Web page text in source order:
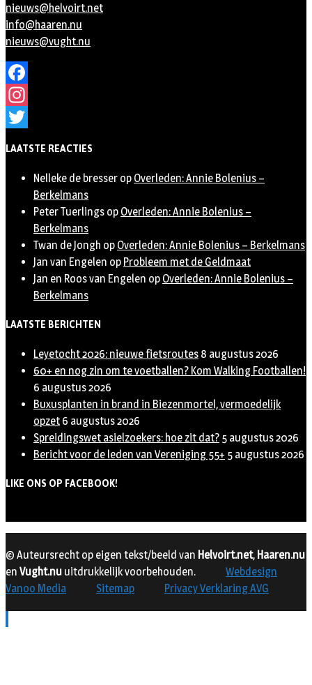
nieuws@helvoirt.net
info@haaren.nu
nieuws@vught.nu
Facebook
Instagram
LAATSTE REACTIES
Nelleke de bresser op Overleden: Annie Bolenius –
Berkelmans
Peter Tuerlings op Overleden: Annie Bolenius –
Berkelmans
Twan de Jongh op Overleden: Annie Bolenius – Berkelmans
Jan van Engelen op Probleem met de Geldmaat
Jan en Roos van Engelen op Overleden: Annie Bolenius –
Berkelmans
LAATSTE BERICHTEN
Leyetocht 2026: nieuwe fietsroutes 8 augustus 2026
60+ en nog zin om te voetballen? Kom Walking Footballen!
6 augustus 2026
Buxusplanten in brand in Biezenmortel, vermoedelijk
opzet 6 augustus 2026
Spreidingswet asielzoekers: hoe zit dat? 5 augustus 2026
Bericht voor de leden van Vereniging 55+ 5 augustus 2026
LIKE ONS OP FACEBOOK!
© Auteursrecht op eigen tekst/beeld van Helvoirt.net, Haaren.nu
en Vught.nu uitdrukkelijk voorbehouden.
Webdesign
Vanoo Media
Sitemap Privacy Verklaring AVG